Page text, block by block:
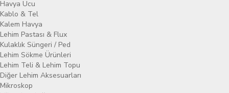
Havya Ucu
Kablo & Tel
Kalem Havya
Lehim Pastası & Flux
Kulaklık Süngeri / Ped
Lehim Sökme Ürünleri
Lehim Teli & Lehim Topu
Diğer Lehim Aksesuarları
Mikroskop